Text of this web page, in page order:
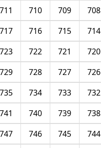
708
709
710
711
714
715
716
717
720
721
722
723
726
727
728
729
732
733
734
735
738
739
740
741
744
745
746
747